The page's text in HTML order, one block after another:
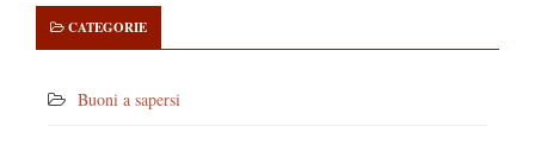
CATEGORIE
Buoni a sapersi